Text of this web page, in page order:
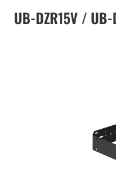
UB-DZR15V / UB-